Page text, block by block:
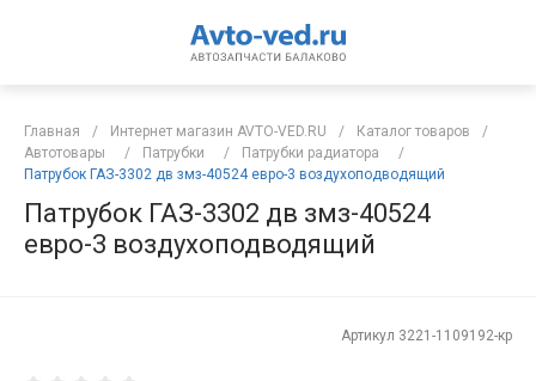
Главная / Интернет магазин AVTO-VED.RU / Каталог товаров
/
Автотовары
/ Патрубки / Патрубки радиатора
/
Патрубок ГАЗ-3302 дв змз-40524 евро-3 воздухоподводящий
Патрубок ГАЗ-3302 дв змз-40524
евро-3 воздухоподводящий
Артикул 3221-1109192-кр